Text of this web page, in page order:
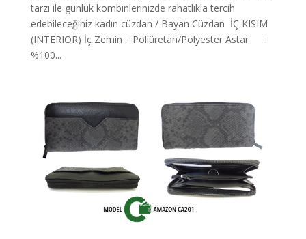
tarzı ile günlük kombinlerinizde rahatlıkla tercih
edebileceğiniz kadın cüzdan / Bayan Cüzdan İÇ KISIM
(INTERIOR) İç Zemin : Poliüretan/Polyester Astar :
%100...